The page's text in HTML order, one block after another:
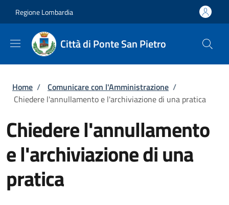
Regione Lombardia
Città di Ponte San Pietro
Briciole di pane
Home / Comunicare con l'Amministrazione /
Chiedere l'annullamento e l'archiviazione di una pratica
Chiedere l'annullamento
e l'archiviazione di una
pratica